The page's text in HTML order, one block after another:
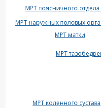
МРТ поясничного
МРТ наружных половых
МРТ
МРТ матки
МРТ коленного сустава